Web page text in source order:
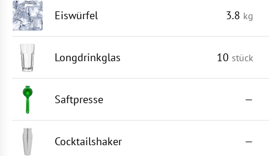
Eiswürfel 3.8 kg
Longdrinkglas 10 stück
Saftpresse —
Cocktailshaker —